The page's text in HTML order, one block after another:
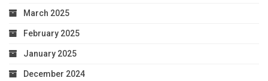
March 2025
February 2025
January 2025
December 2024